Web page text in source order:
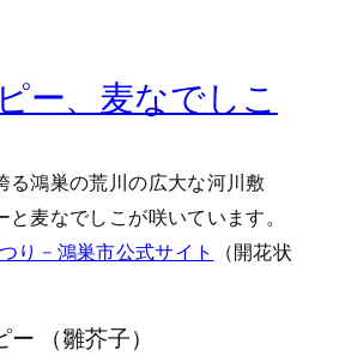
ー、麦なでしこ
る鴻巣の荒川の広大な河川敷
麦なでしこが咲いています。
り – 鴻巣市公式サイト
（開花状
（雛芥子）